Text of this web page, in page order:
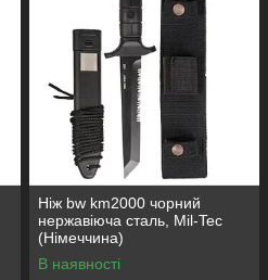
Ніж bw km2000 чорний
нержавіюча сталь, Mil-Tec
(Німеччина)
В наявності